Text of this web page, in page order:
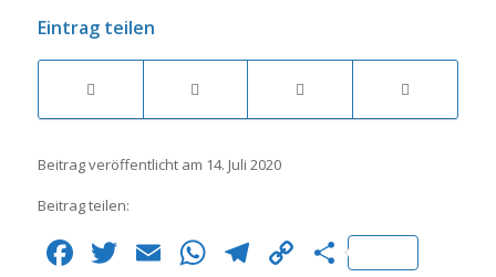
Eintrag teilen
Beitrag veröffentlicht am 14. Juli 2020
Beitrag teilen:
Facebook
Twitter
EmailWhatsApp
Telegram
Copy
Teilen